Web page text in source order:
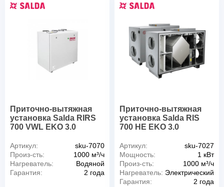
Приточно-вытяжная
установка Salda RIRS
700 VWL EKO 3.0
Артикул:
sku-7070
Произ-сть:
1000 м³/ч
Нагреватель:
Водяной
Гарантия:
2 года
Приточно-вытяжная
установка Salda RIS
700 HE EKO 3.0
Артикул:
sku-7027
Мощность:
1 кВт
Произ-сть:
1000 м³/ч
Нагреватель: Электрический
Гарантия:
2 года